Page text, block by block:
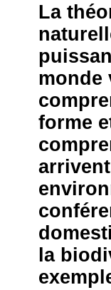
La
monde
forme
la